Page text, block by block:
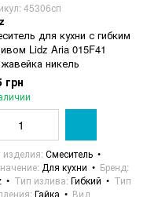
45306сп
для кухни с гибким
Lidz Aria 015F41
никель
грн
изделия Смеситель
Для кухни
Бренд
Тип излива Гибкий
Тип
Гайка
Вид